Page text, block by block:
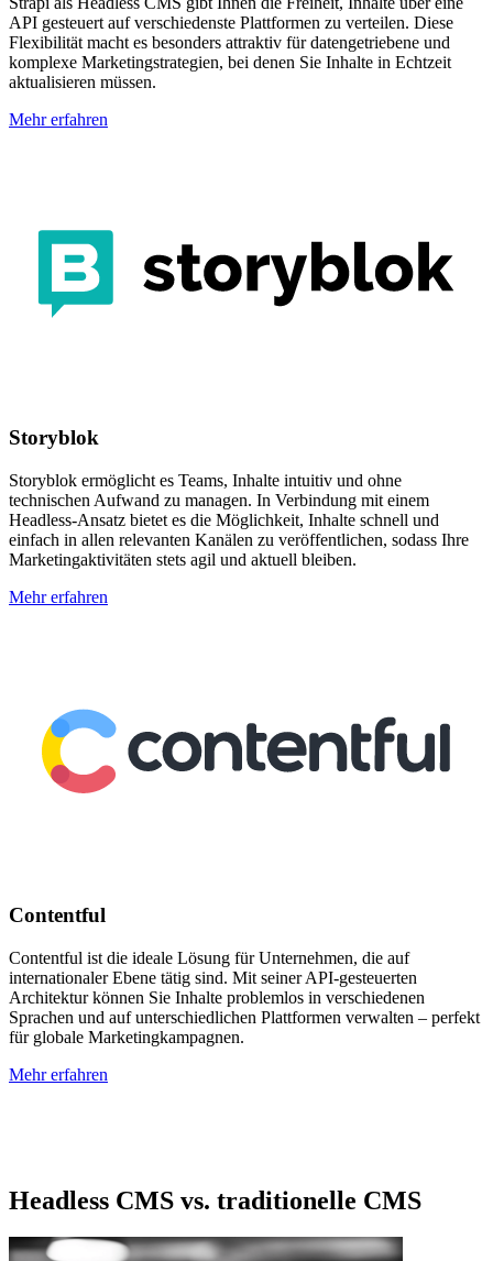
API gesteuert auf verschiedenste Plattformen zu verteilen. Diese
Flexibilität macht es besonders attraktiv für datengetriebene und
komplexe Marketingstrategien, bei denen Sie Inhalte in Echtzeit
aktualisieren müssen.
Mehr erfahren
Storyblok
Storyblok ermöglicht es Teams, Inhalte intuitiv und ohne
technischen Aufwand zu managen. In Verbindung mit einem
Headless-Ansatz bietet es die Möglichkeit, Inhalte schnell und
einfach in allen relevanten Kanälen zu veröffentlichen, sodass Ihre
Marketingaktivitäten stets agil und aktuell bleiben.
Mehr erfahren
Contentful
Contentful ist die ideale Lösung für Unternehmen, die auf
internationaler Ebene tätig sind. Mit seiner API-gesteuerten
Architektur können Sie Inhalte problemlos in verschiedenen
Sprachen und auf unterschiedlichen Plattformen verwalten – perfekt
für globale Marketingkampagnen.
Mehr erfahren
Headless CMS vs. traditionelle CMS